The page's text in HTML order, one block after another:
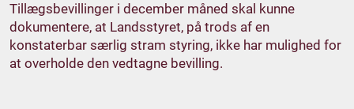
Tillægsbevillinger i december måned skal kunne
dokumentere, at Landsstyret, på trods af en
konstaterbar særlig stram styring, ikke har mulighed for
at overholde den vedtagne bevilling.